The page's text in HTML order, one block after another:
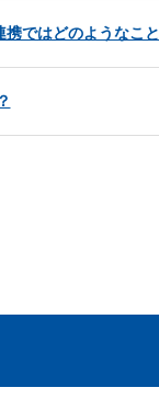
ではどのようなこ